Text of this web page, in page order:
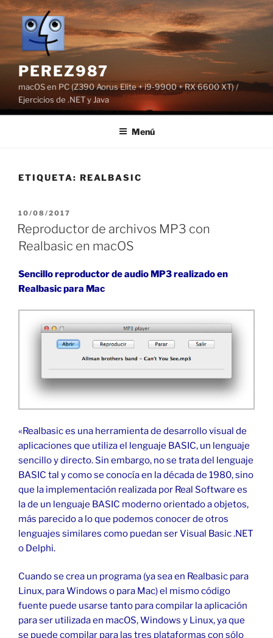
Saltar
contenido
PEREZ987
macOS en PC (Z390 Aorus Elite + i9-9900 + RX 6600 XT) /
Ejercicios de .NET y Java
Menú
ETIQUETA: REALBASIC
PUBLICADO
EL
10/08/2017
Reproductor de archivos MP3 con
Realbasic en macOS
Sencillo reproductor de audio MP3 realizado en
Realbasic para Mac
«Realbasic es una herramienta de desarrollo visual de
aplicaciones que utiliza el lenguaje BASIC, un lenguaje
sencillo y directo. Sin embargo, no se trata del lenguaje
BASIC tal y como se conocía en la década de 1980, sino
que la implementación realizada por Real Software es
la de un lenguaje BASIC moderno orientado a objetos,
más parecido a lo que podemos conocer de otros
lenguajes similares como puedan ser Visual Basic .NET
o Delphi.
Cuando se crea un programa (ya sea en Realbasic para
Linux, para Windows o para Mac) el mismo código
fuente puede usarse tanto para compilar la aplicación
para ser utilizada en macOS, Windows y Linux, ya que
se puede compilar para las tres plataformas con sólo